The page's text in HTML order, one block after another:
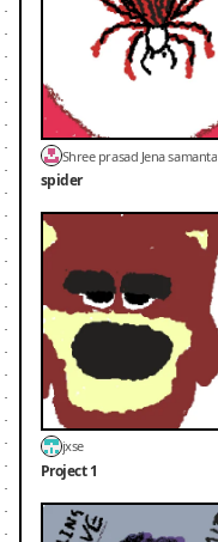
Shree prasad Jena samanta
spider
jxse
Project 1